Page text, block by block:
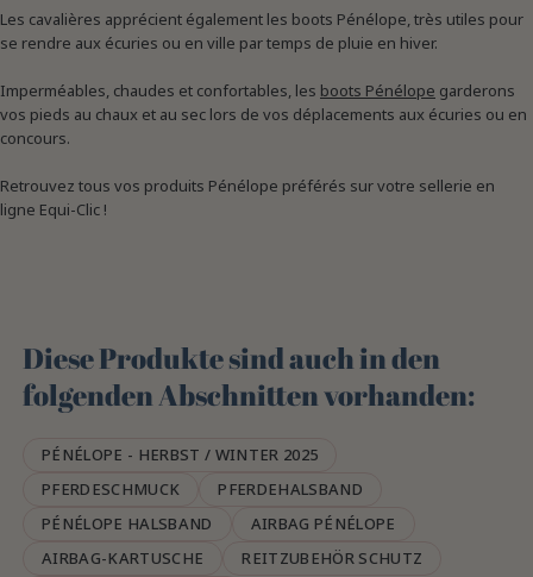
Les cavalières apprécient également les boots Pénélope, très utiles pour
se rendre aux écuries ou en ville par temps de pluie en hiver.
Imperméables, chaudes et confortables, les boots Pénélope garderons
vos pieds au chaux et au sec lors de vos déplacements aux écuries ou en
concours.
Retrouvez tous vos produits Pénélope préférés sur votre sellerie en
ligne Equi-Clic !
Diese Produkte sind auch in den
folgenden Abschnitten vorhanden:
PÉNÉLOPE - HERBST / WINTER 2025
PFERDESCHMUCK
PFERDEHALSBAND
PÉNÉLOPE HALSBAND
AIRBAG PÉNÉLOPE
AIRBAG-KARTUSCHE
REITZUBEHÖR SCHUTZ